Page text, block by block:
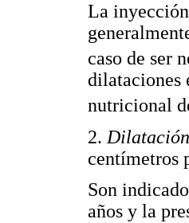
La
caso de ser
dilataciones
nutricional
2.
centímetros
Son
años y la